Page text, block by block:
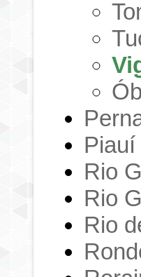
Piauí
Rio
Rio
Rio